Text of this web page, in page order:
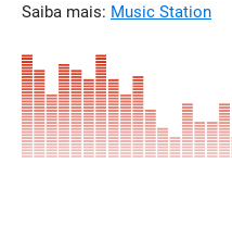
Saiba mais: Music Station